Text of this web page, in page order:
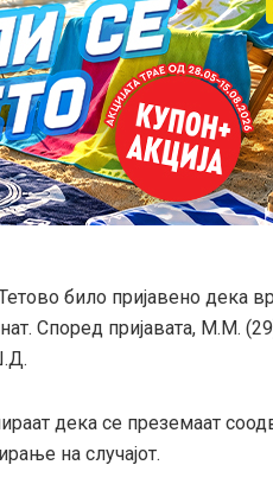
било пријавено дека
Според пријавата, М.М.
дека се преземаат
на случајот.